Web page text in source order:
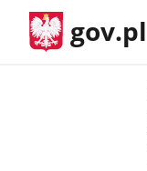
gov.pl